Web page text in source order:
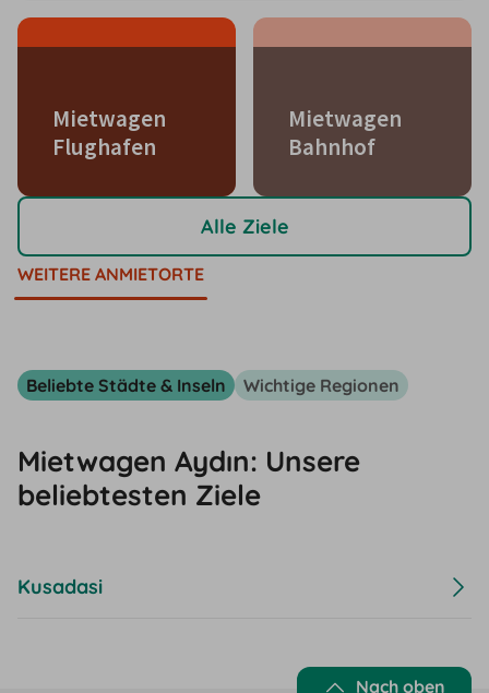
Mietwagen
Flughafen
Mietwagen
Bahnhof
Alle Ziele
WEITERE ANMIETORTE
Beliebte Städte & Inseln Wichtige Regionen
Mietwagen Aydın: Unsere
beliebtesten Ziele
Kusadasi
Nach oben